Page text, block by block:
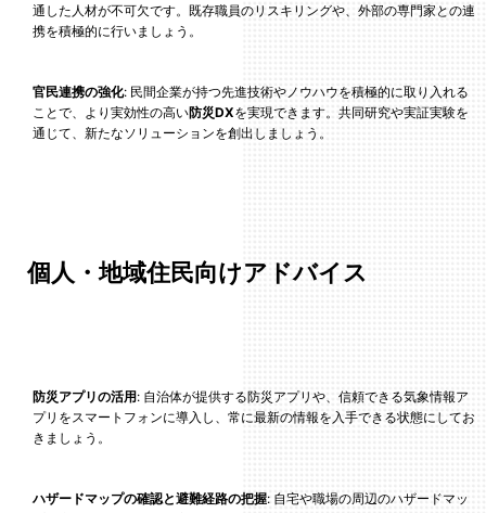
通した人材が不可欠です。既存職員のリスキリングや、外部の専門家との連
携を積極的に行いましょう。
官民連携の強化: 民間企業が持つ先進技術やノウハウを積極的に取り入れる
ことで、より実効性の高い防災DXを実現できます。共同研究や実証実験を
通じて、新たなソリューションを創出しましょう。
個人・地域住民向けアドバイス
防災アプリの活用: 自治体が提供する防災アプリや、信頼できる気象情報ア
プリをスマートフォンに導入し、常に最新の情報を入手できる状態にしてお
きましょう。
ハザードマップの確認と避難経路の把握: 自宅や職場の周辺のハザードマッ